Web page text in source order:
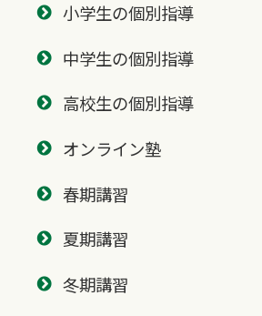
小学生の個別指導
中学生の個別指導
高校生の個別指導
オンライン塾
春期講習
夏期講習
冬期講習